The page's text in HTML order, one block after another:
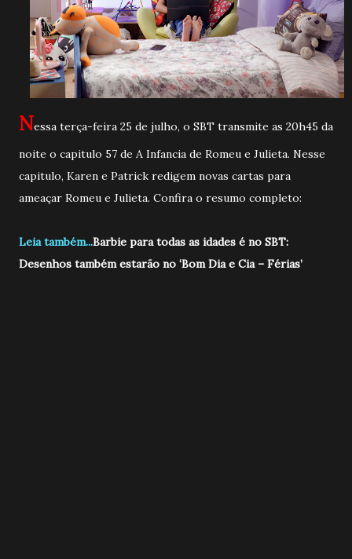
Nessa terça-feira 25 de julho, o SBT transmite as 20h45 da
noite o capitulo 57 de A Infancia de Romeu e Julieta. Nesse
capitulo, Karen e Patrick redigem novas cartas para
ameaçar Romeu e Julieta. Confira o resumo completo:
Leia também...Barbie para todas as idades é no SBT:
Desenhos também estarão no ‘Bom Dia e Cia – Férias’